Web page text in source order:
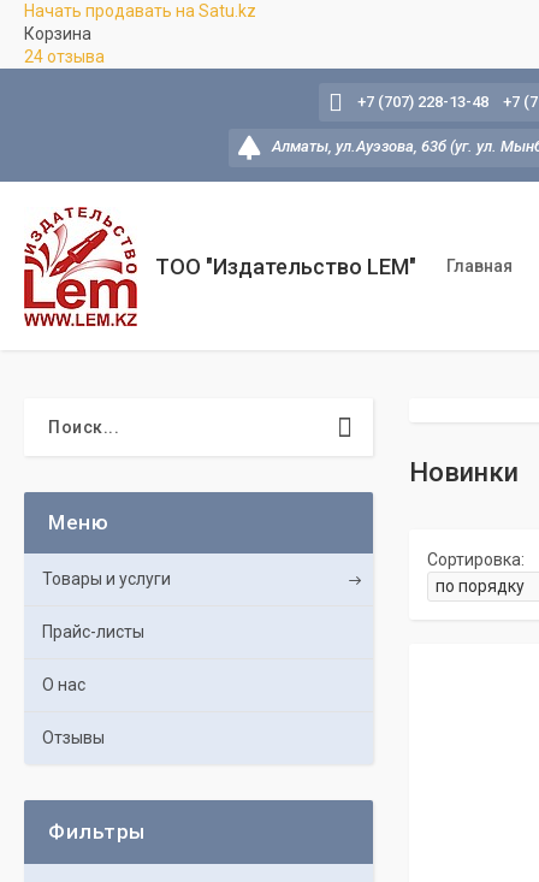
Начать продавать на Satu.kz
Корзина
24 отзыва
Алматы, ул.Ауэзова, 63б (уг. ул.
+7 (707) 228-13-48 +7
ТОО "Издательство LEM" Главная
Новинки
Товары и услуги
Прайс-листы
О нас
Отзывы
Фильтры